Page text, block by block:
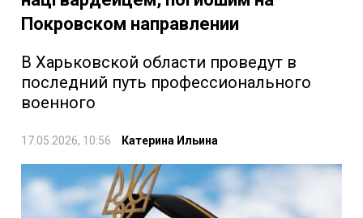
Покровском направлении
В Харьковской области проведут в
последний путь профессионального
военного
17.05.2026, 10:56 Катерина Ильина